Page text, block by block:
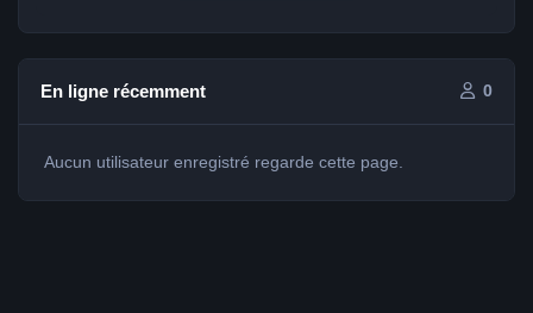
En ligne récemment 0
Aucun utilisateur enregistré regarde cette page.